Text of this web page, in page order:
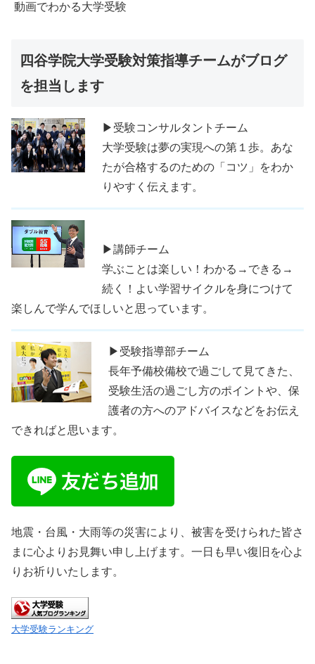
動画でわかる大学受験
四谷学院大学受験対策指導チームがブログ
を担当します
▶受験コンサルタントチーム
大学受験は夢の実現への第１歩。あな
たが合格するのための「コツ」をわか
りやすく伝えます。
▶講師チーム
学ぶことは楽しい！わかる→できる→
続く！よい学習サイクルを身につけて
楽しんで学んでほしいと思っています。
▶受験指導部チーム
長年予備校備校で過ごして見てきた、
受験生活の過ごし方のポイントや、保
護者の方へのアドバイスなどをお伝え
できればと思います。
地震・台風・大雨等の災害により、被害を受けられた皆さ
まに心よりお見舞い申し上げます。一日も早い復旧を心よ
りお祈りいたします。
大学受験ランキング